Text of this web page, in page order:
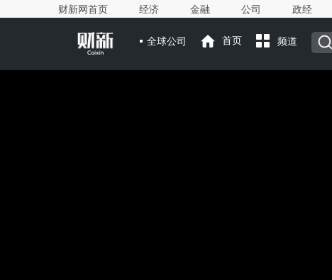
财新网首页 经济 金融 公司 政经
全球公司 首页 频道